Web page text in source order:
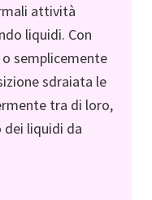
attività
liquidi. Con
semplicemente
sdraiata le
tra di loro,
liquidi da